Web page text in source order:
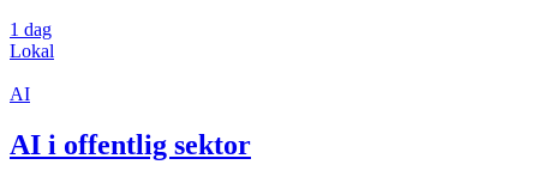
1 dag
Lokal
AI
AI i offentlig sektor